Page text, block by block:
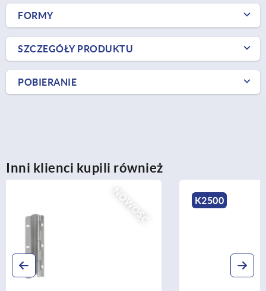
FORMY
SZCZEGÓŁY PRODUKTU
POBIERANIE
Inni klienci kupili również